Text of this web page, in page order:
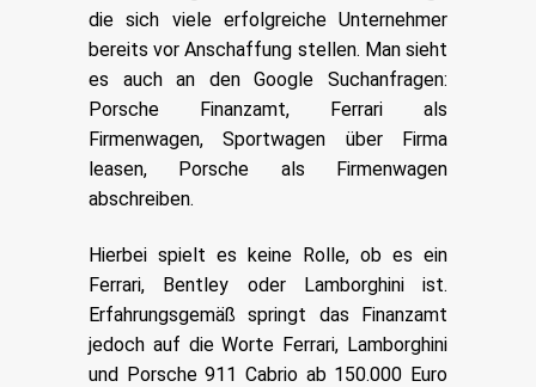
die sich viele erfolgreiche Unternehmer
bereits vor Anschaffung stellen. Man sieht
es auch an den Google Suchanfragen:
Porsche Finanzamt, Ferrari als
Firmenwagen, Sportwagen über Firma
leasen, Porsche als Firmenwagen
abschreiben.
Hierbei spielt es keine Rolle, ob es ein
Ferrari, Bentley oder Lamborghini ist.
Erfahrungsgemäß springt das Finanzamt
jedoch auf die Worte Ferrari, Lamborghini
und Porsche 911 Cabrio ab 150.000 Euro